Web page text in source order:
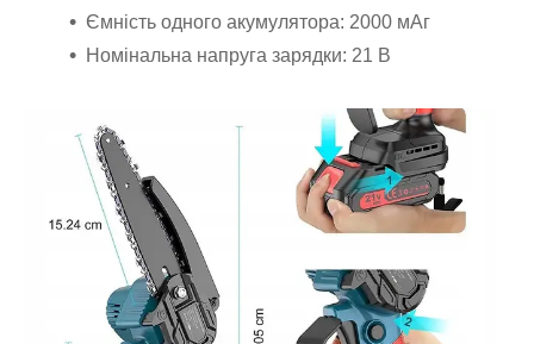
Ємність одного акумулятора: 2000 мАг
Номінальна напруга зарядки: 21 В